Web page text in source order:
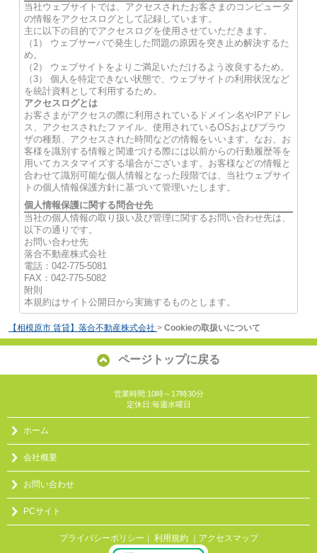
当社ウェブサイトでは、アクセスされたお客さまのコンピュータ
の情報をアクセスログとして記録しています。
主に以下の目的でアクセスログを使用させていただきます。
（1） ウェブサーバで発生した問題の原因を突き止め解決するた
め。
（2） ウェブサイトをよりご満足いただけるよう改良するため。
（3） 個人を特定できない状態で、ウェブサイトの利用状況など
を統計資料として利用するため。
アクセスログとは
お客さまがアクセスの際に利用されているドメイン名やIPアドレ
ス、アクセスされたファイル、使用されているOSおよびブラウ
ザの種類、アクセスされた時間などの情報をいいます。なお、お
客様を識別する情報と関連づける際には以前からの行動履歴等を
用いてカスタマイズする場合がございます。お客様などの情報と
合わせて識別可能な個人情報となった段階では、当社ウェブサイ
トの個人情報保護方針に基づいて管理いたします。
個人情報保護に関する問合せ先
当社の個人情報の取り扱い及び管理に関するお問い合わせ先は、
以下の通りです。
お問い合わせ先
落合不動産株式会社
電話：042-775-5081
FAX：042-775-5082
附則
本規約はサイト公開日から実施するものとします。
【相模原市 賃貸】落合不動産株式会社 > Cookieの取扱いについて
ページトップに戻る
営業時間:10時～17時30分
定休日:毎週水曜日
ホーム
会社概要
お問い合わせ
PCサイト
プライバシーポリシー ｜ 利用規約 ｜アクセスマップ